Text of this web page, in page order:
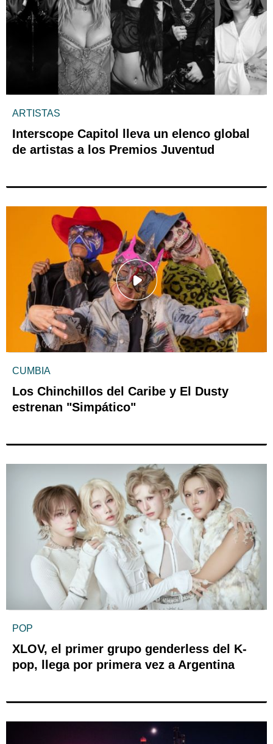
ARTISTAS
Interscope Capitol lleva un elenco global
de artistas a los Premios Juventud
CUMBIA
Los Chinchillos del Caribe y El Dusty
estrenan "Simpático"
POP
XLOV, el primer grupo genderless del K-
pop, llega por primera vez a Argentina